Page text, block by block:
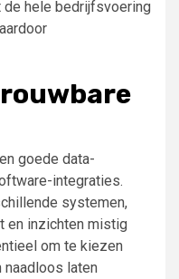
hele bedrijfsvoering
goede data-
integraties.
systemen,
en inzichten mistig
om te kiezen
laten